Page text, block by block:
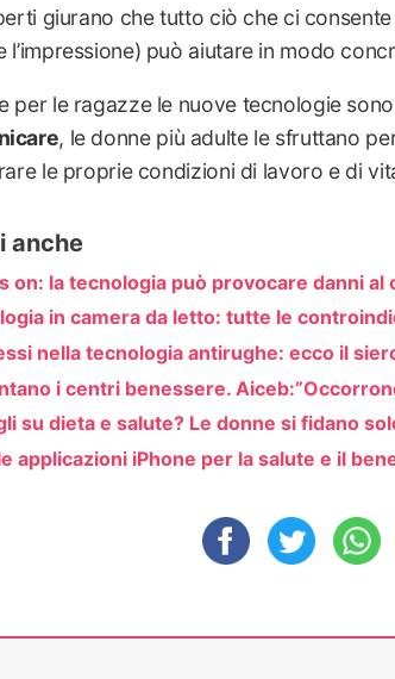
giurano che tutto ciò che ci
l’impressione) può aiutare in modo
per le ragazze le nuove tecnologie
, le donne più adulte le sfruttano
le proprie condizioni di lavoro e di
anche
on: la tecnologia può provocare danni al
in camera da letto: tutte le
nella tecnologia antirughe: ecco il
i centri benessere.
su dieta e salute? Le donne si fidano
applicazioni iPhone per la salute e il